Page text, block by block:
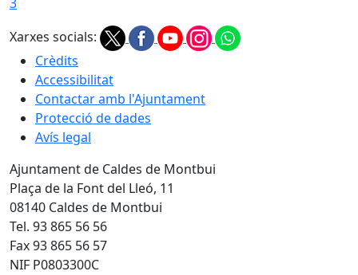
3
Xarxes socials:
Crèdits
Accessibilitat
Contactar amb l'Ajuntament
Protecció de dades
Avís legal
Ajuntament de Caldes de Montbui
Plaça de la Font del Lleó, 11
08140 Caldes de Montbui
Tel. 93 865 56 56
Fax 93 865 56 57
NIF P0803300C